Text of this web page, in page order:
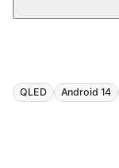
QLED Android 14